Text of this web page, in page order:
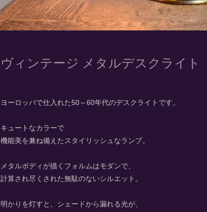
ヴィンテージ メタルデスクライト
ヨーロッパで仕入れた50～60年代のデスクライトです。
キュートなカラーで
機能美を兼ね備えたスタイリッシュなランプ。
メタルボディが描くフォルムはモダンで、
計算され尽くされた無駄のないシルエット。
明かりを灯すと、シェードから漏れる光が、